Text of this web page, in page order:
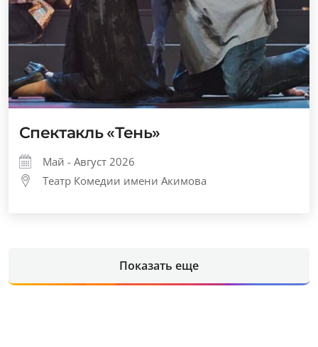
Спектакль «Тень»
Май - Август 2026
Театр Комедии имени Акимова
Показать еще